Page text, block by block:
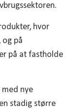
hvor
på
på at fastholde
med nye
stadig større